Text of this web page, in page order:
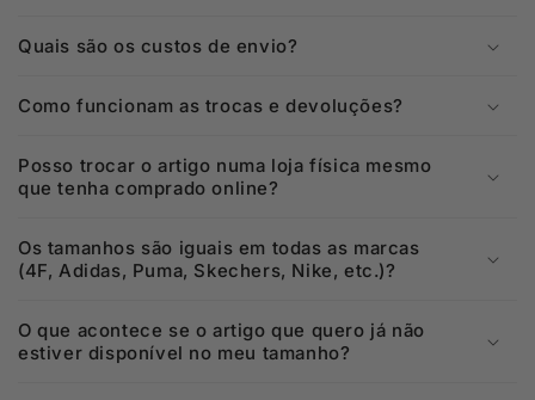
Quais são os custos de envio?
Como funcionam as trocas e devoluções?
Posso trocar o artigo numa loja física mesmo
que tenha comprado online?
Os tamanhos são iguais em todas as marcas
(4F, Adidas, Puma, Skechers, Nike, etc.)?
O que acontece se o artigo que quero já não
estiver disponível no meu tamanho?